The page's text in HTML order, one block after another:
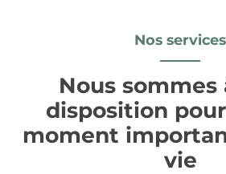
Nos services
Nous sommes
disposition
moment
vie